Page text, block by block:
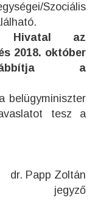
Szociális
Hivatal az
2018. október
a
belügyminiszter
tesz a
dr. Papp Zoltán
jegyző